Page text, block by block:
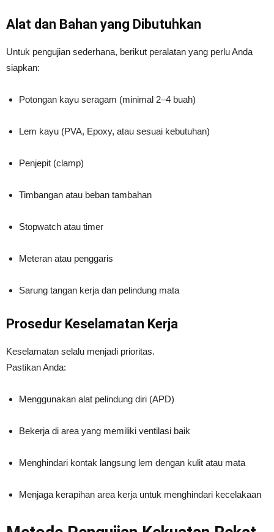
Alat dan Bahan yang Dibutuhkan
Untuk pengujian sederhana, berikut peralatan yang perlu Anda
siapkan:
Potongan kayu seragam (minimal 2–4 buah)
Lem kayu (PVA, Epoxy, atau sesuai kebutuhan)
Penjepit (clamp)
Timbangan atau beban tambahan
Stopwatch atau timer
Meteran atau penggaris
Sarung tangan kerja dan pelindung mata
Prosedur Keselamatan Kerja
Keselamatan selalu menjadi prioritas.
Pastikan Anda:
Menggunakan alat pelindung diri (APD)
Bekerja di area yang memiliki ventilasi baik
Menghindari kontak langsung lem dengan kulit atau mata
Menjaga kerapihan area kerja untuk menghindari kecelakaan